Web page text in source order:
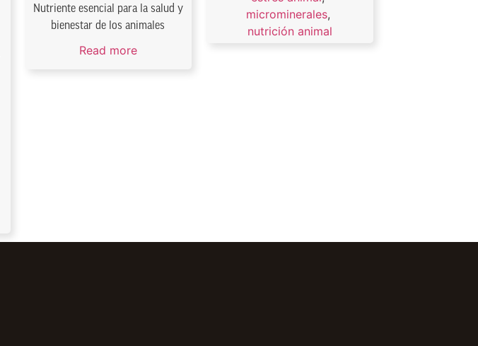
Nutriente esencial para la salud y
bienestar de los animales
Read more
microminerales,
nutrición animal